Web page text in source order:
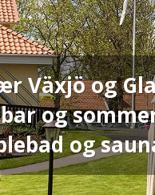
Växjö og
og
og